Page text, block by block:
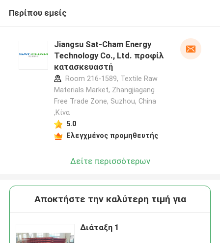
Περίπου εμείς
Jiangsu Sat-Cham Energy
Technology Co., Ltd. προφίλ
κατασκευαστή
Room 216-1589, Textile Raw
Materials Market, Zhangjiagang
Free Trade Zone, Suzhou, China
,Κίνα
5.0
Ελεγχμένος προμηθευτής
Δείτε περισσότερων
Αποκτήστε την καλύτερη τιμή για
Διάταξη 1